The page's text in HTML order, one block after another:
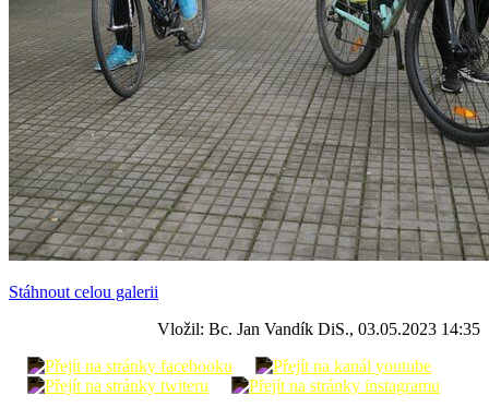
Stáhnout celou galerii
Vložil: Bc. Jan Vandík DiS., 03.05.2023 14:35